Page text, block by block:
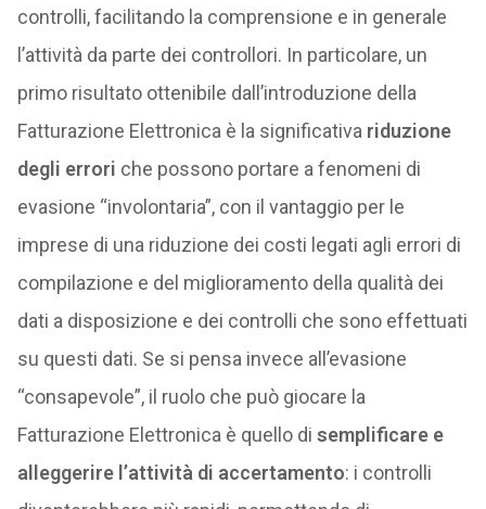
controlli, facilitando la comprensione e in generale
l’attività da parte dei controllori. In particolare, un
primo risultato ottenibile dall’introduzione della
Fatturazione Elettronica è la significativa riduzione
degli errori che possono portare a fenomeni di
evasione “involontaria”, con il vantaggio per le
imprese di una riduzione dei costi legati agli errori di
compilazione e del miglioramento della qualità dei
dati a disposizione e dei controlli che sono effettuati
su questi dati. Se si pensa invece all’evasione
“consapevole”, il ruolo che può giocare la
Fatturazione Elettronica è quello di semplificare e
alleggerire l’attività di accertamento: i controlli